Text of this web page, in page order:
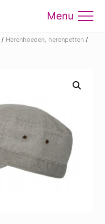
Menu
/ Herenhoeden, herenpetten /